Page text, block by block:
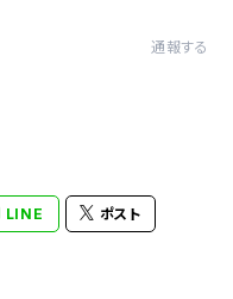
通報する
LINE ポスト